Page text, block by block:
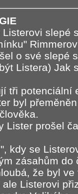
slepé
o své slepé
Listera) Jak
tři potenciální
byl
Lister prošel
kdy se
zásahům
že byl
Listerovi